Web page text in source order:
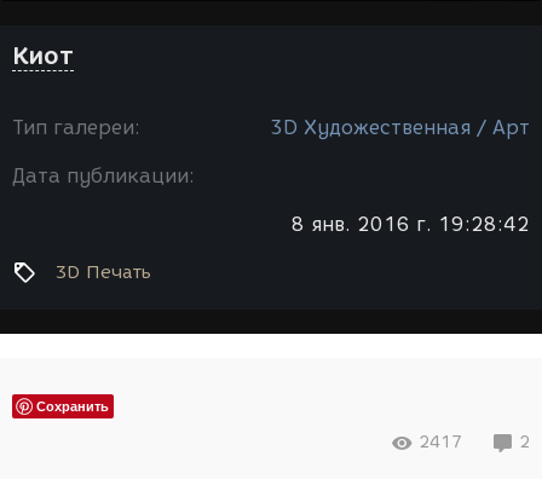
Киот
Тип галереи: 3D Художественная / Арт
Дата публикации:
8 янв. 2016 г. 19:28:42
3D Печать
Сохранить
2417 2